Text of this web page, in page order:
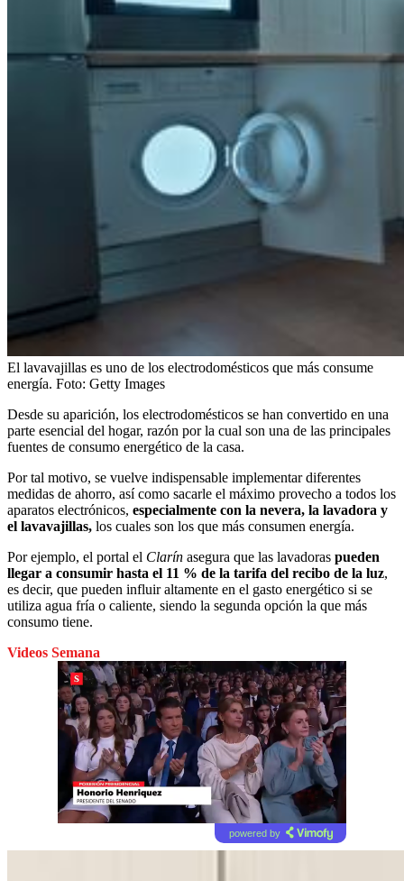
El lavavajillas es uno de los electrodomésticos que más consume
energía. Foto: Getty Images
Desde su aparición, los electrodomésticos se han convertido en una
parte esencial del hogar, razón por la cual son una de las principales
fuentes de consumo energético de la casa.
Por tal motivo, se vuelve indispensable implementar diferentes
medidas de ahorro, así como sacarle el máximo provecho a todos los
aparatos electrónicos, especialmente con la nevera, la lavadora y
el lavavajillas, los cuales son los que más consumen energía.
Por ejemplo, el portal el Clarín asegura que las lavadoras pueden
llegar a consumir hasta el 11 % de la tarifa del recibo de la luz,
es decir, que pueden influir altamente en el gasto energético si se
utiliza agua fría o caliente, siendo la segunda opción la que más
consumo tiene.
Videos Semana
powered by